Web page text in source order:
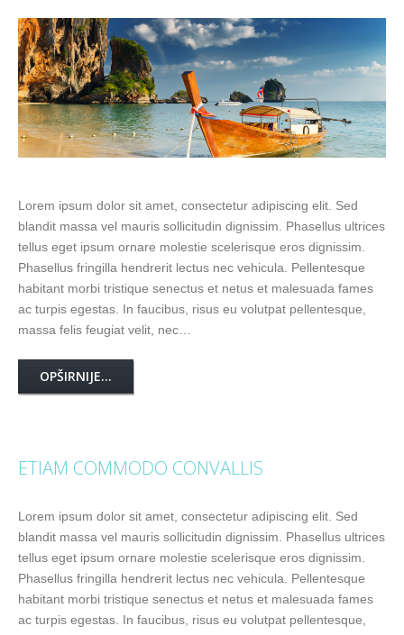
Lorem ipsum dolor sit amet, consectetur adipiscing elit. Sed
blandit massa vel mauris sollicitudin dignissim. Phasellus ultrices
tellus eget ipsum ornare molestie scelerisque eros dignissim.
Phasellus fringilla hendrerit lectus nec vehicula. Pellentesque
habitant morbi tristique senectus et netus et malesuada fames
ac turpis egestas. In faucibus, risus eu volutpat pellentesque,
massa felis feugiat velit, nec…
OPŠIRNIJE...
ETIAM COMMODO CONVALLIS
Lorem ipsum dolor sit amet, consectetur adipiscing elit. Sed
blandit massa vel mauris sollicitudin dignissim. Phasellus ultrices
tellus eget ipsum ornare molestie scelerisque eros dignissim.
Phasellus fringilla hendrerit lectus nec vehicula. Pellentesque
habitant morbi tristique senectus et netus et malesuada fames
ac turpis egestas. In faucibus, risus eu volutpat pellentesque,